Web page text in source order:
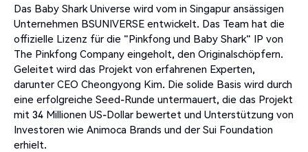
Das Baby Shark Universe wird vom in Singapur ansässigen
Unternehmen BSUNIVERSE entwickelt. Das Team hat die
offizielle Lizenz für die "Pinkfong und Baby Shark" IP von
The Pinkfong Company eingeholt, den Originalschöpfern.
Geleitet wird das Projekt von erfahrenen Experten,
darunter CEO Cheongyong Kim. Die solide Basis wird durch
eine erfolgreiche Seed-Runde untermauert, die das Projekt
mit 34 Millionen US-Dollar bewertet und Unterstützung von
Investoren wie Animoca Brands und der Sui Foundation
erhielt.